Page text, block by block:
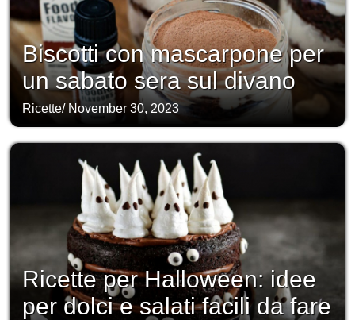
Biscotti con mascarpone per
un sabato sera sul divano
Ricette/ November 30, 2023
Ricette per Halloween: idee
per dolci e salati facili da fare